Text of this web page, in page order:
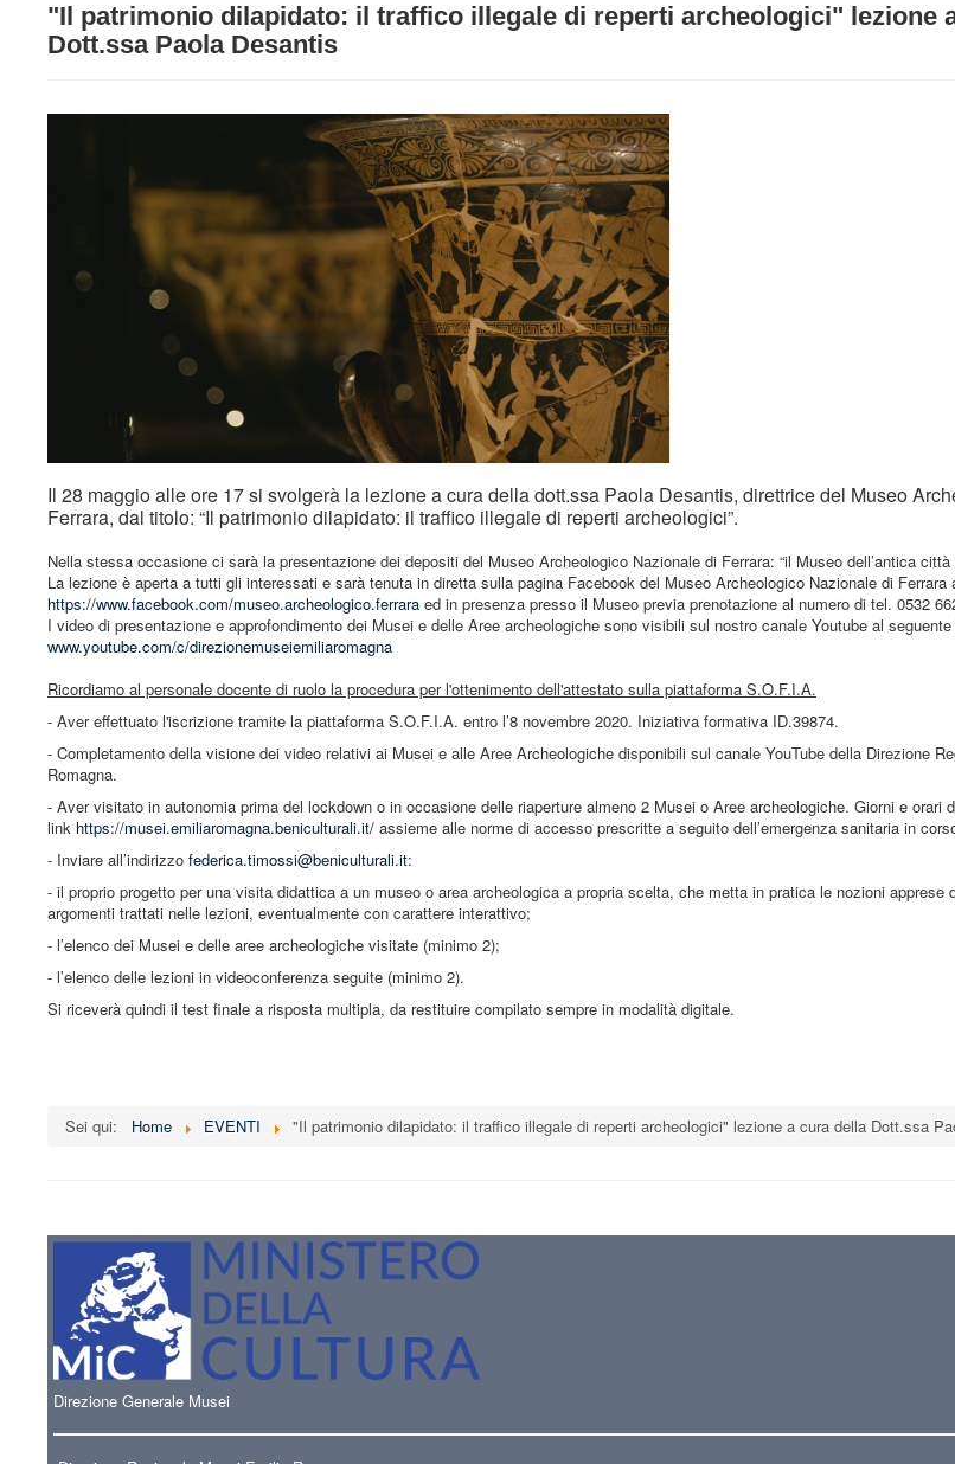
"Il patrimonio dilapidato: il traffico illegale di reperti archeologici" lezione
Dott.ssa Paola Desantis
Il 28 maggio alle ore 17 si svolgerà la lezione a cura della dott.ssa Paola Desantis, direttrice del Museo
Ferrara, dal titolo: “Il patrimonio dilapidato: il traffico illegale di reperti archeologici”.
Nella stessa occasione ci sarà la presentazione dei depositi del Museo Archeologico Nazionale di Ferrara: “il Museo dell’antica città
La lezione è aperta a tutti gli interessati e sarà tenuta in diretta sulla pagina Facebook del Museo Archeologico Nazionale di Ferrara
https://www.facebook.com/museo.archeologico.ferrara ed in presenza presso il Museo previa prenotazione al numero di tel. 0532
I video di presentazione e approfondimento dei Musei e delle Aree archeologiche sono visibili sul nostro canale Youtube al
www.youtube.com/c/direzionemuseiemiliaromagna
Ricordiamo al personale docente di ruolo la procedura per l'ottenimento dell'attestato sulla piattaforma S.O.F.I.A.
- Aver effettuato l'iscrizione tramite la piattaforma S.O.F.I.A. entro l’8 novembre 2020. Iniziativa formativa ID.39874.
- Completamento della visione dei video relativi ai Musei e alle Aree Archeologiche disponibili sul canale YouTube della Direzione
Romagna.
- Aver visitato in autonomia prima del lockdown o in occasione delle riaperture almeno 2 Musei o Aree archeologiche. Giorni e orari
link https://musei.emiliaromagna.beniculturali.it/ assieme alle norme di accesso prescritte a seguito dell’emergenza sanitaria in
- Inviare all’indirizzo federica.timossi@beniculturali.it:
- il proprio progetto per una visita didattica a un museo o area archeologica a propria scelta, che metta in pratica le nozioni apprese
argomenti trattati nelle lezioni, eventualmente con carattere interattivo;
- l’elenco dei Musei e delle aree archeologiche visitate (minimo 2);
- l’elenco delle lezioni in videoconferenza seguite (minimo 2).
Si riceverà quindi il test finale a risposta multipla, da restituire compilato sempre in modalità digitale.
Sei qui: Home EVENTI "Il patrimonio dilapidato: il traffico illegale di reperti archeologici" lezione a cura della Dott.ssa
Direzione Generale Musei